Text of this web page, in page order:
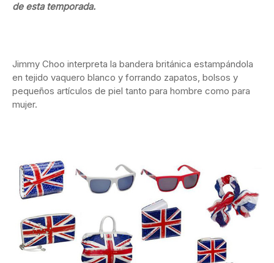
de esta temporada.
Jimmy Choo interpreta la bandera británica estampándola
en tejido vaquero blanco y forrando zapatos, bolsos y
pequeños artículos de piel tanto para hombre como para
mujer.